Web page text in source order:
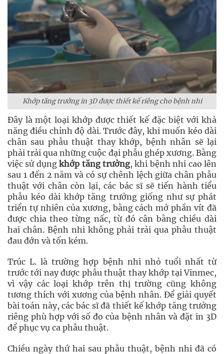
Khớp tăng trưởng in 3D được thiết kế riêng cho bệnh nhi
Đây là một loại khớp được thiết kế đặc biệt với khả
năng điều chỉnh độ dài. Trước đây, khi muốn kéo dài
chân sau phẫu thuật thay khớp, bệnh nhân sẽ lại
phải trải qua những cuộc đại phẫu ghép xương. Bằng
việc sử dụngkhớp tăng trưởng, khi bệnh nhi cao lên
sau 1 đến 2 năm và có sự chênh lệch giữa chân phẫu
thuật với chân còn lại, các bác sĩ sẽ tiến hành tiểu
phẫu kéo dài khớp tăng trưởng giống như sự phát
triển tự nhiên của xương, bằng cách mở phần vít đã
được chia theo từng nấc, từ đó cân bằng chiều dài
hai chân. Bệnh nhi không phải trải qua phẫu thuật
đau đớn và tốn kém.
Trúc L. là trường hợp bệnh nhi nhỏ tuổi nhất từ
trước tới nay được phẫu thuật thay khớp tại Vinmec,
vì vậy các loại khớp trên thị trường cũng không
tương thích với xương của bệnh nhân. Để giải quyết
bài toán này, các bác sĩ đã thiết kế khớp tăng trưởng
riêng phù hợp với số đo của bệnh nhân và đặt in 3D
để phục vụ ca phẫu thuật.
Chiều ngày thứ hai sau phẫu thuật, bệnh nhi đã có